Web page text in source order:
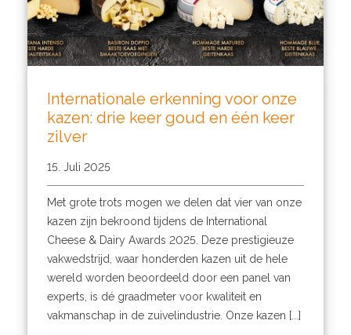
Internationale erkenning voor onze
kazen: drie keer goud en één keer
zilver
15. Juli 2025
Met grote trots mogen we delen dat vier van onze
kazen zijn bekroond tijdens de International
Cheese & Dairy Awards 2025. Deze prestigieuze
vakwedstrijd, waar honderden kazen uit de hele
wereld worden beoordeeld door een panel van
experts, is dé graadmeter voor kwaliteit en
vakmanschap in de zuivelindustrie. Onze kazen [...]